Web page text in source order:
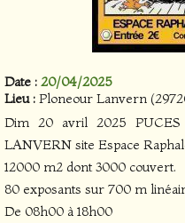
Date : 20/04/2025
Lieu : Ploneour Lanvern
Dim 20 avril 2025 PUCES
LANVERN site Espace
12000 m2 dont 3000 couvert.
80 exposants sur 700 m
De 08h00 à 18h00